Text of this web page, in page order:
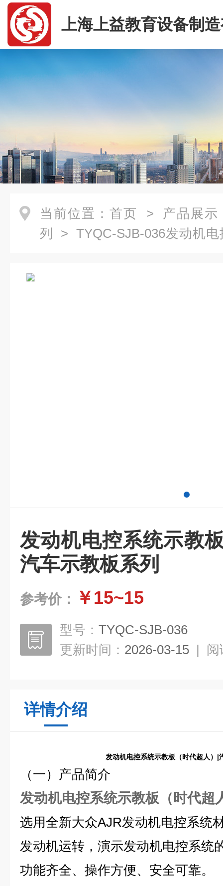
上海上益教育设备制
司
当前位置： 首页 > 产品展示
列
> TYQC-SJB-036发动机
发动机电控系统示教
汽车示教板系列
参考价： ￥15~15
型号： TYQC-SJB-036
更新时间： 2026-03-15 | 阅
详情介绍
发动机电控系统示教板（时代超人）|
（一）产品简介
发动机电控系统示教板（时代超
选用全新大众AJR发动机电控系统
发动机运转，演示发动机电控系统
功能齐全、操作方便、安全可靠。